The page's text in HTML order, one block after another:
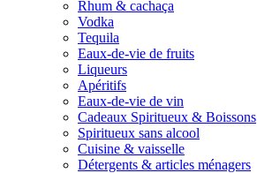
Rhum & cachaça
Vodka
Tequila
Eaux-de-vie de fruits
Liqueurs
Apéritifs
Eaux-de-vie de vin
Cadeaux Spiritueux & Boissons
Spiritueux sans alcool
Cuisine & vaisselle
Détergents & articles ménagers